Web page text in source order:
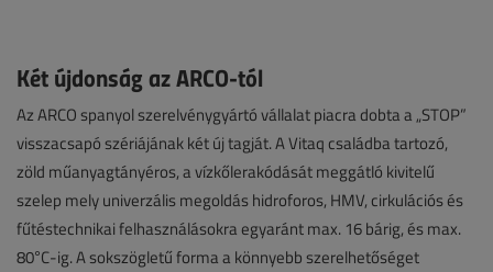
Két újdonság az ARCO-tól
Az ARCO spanyol szerelvénygyártó vállalat piacra dobta a „STOP”
visszacsapó szériájának két új tagját. A Vitaq családba tartozó,
zöld műanyagtányéros, a vízkőlerakódását meggátló kivitelű
szelep mely univerzális megoldás hidroforos, HMV, cirkulációs és
fűtéstechnikai felhasználásokra egyaránt max. 16 bárig, és max.
80°C-ig. A sokszögletű forma a könnyebb szerelhetőséget